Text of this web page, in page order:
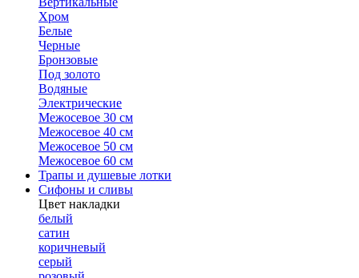
Хром
Белые
Черные
Бронзовые
Под золото
Водяные
Электрические
Межосевое 30 см
Межосевое 40 см
Межосевое 50 см
Межосевое 60 см
Трапы и душевые лотки
Сифоны и сливы
Цвет накладки
белый
сатин
коричневый
серый